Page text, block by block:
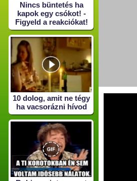
Nincs büntetés ha
kapok egy csókot! -
Figyeld a reakciókat!
10 dolog, amit ne tégy
ha vacsorázni hívod